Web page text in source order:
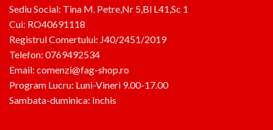
Sediu Social: Tina M. Petre,Nr 5,Bl L41,Sc 1
Cui: RO40691118
Registrul Comertului: J40/2451/2019
Telefon: 0769492534
Email: comenzi@fag-shop.ro
Program Lucru: Luni-Vineri 9.00-17.00
Sambata-duminica: Inchis